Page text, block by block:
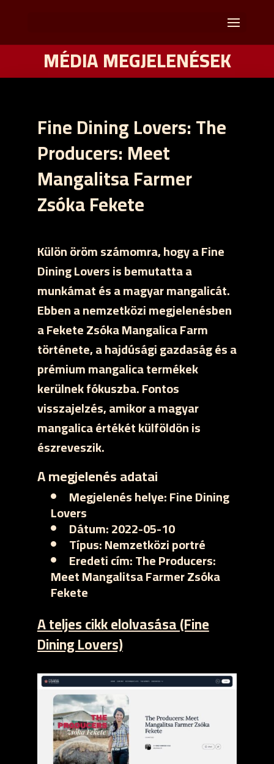
MÉDIA MEGJELENÉSEK
Fine Dining Lovers: The
Producers: Meet
Mangalitsa Farmer
Zsóka Fekete
Külön öröm számomra, hogy a Fine
Dining Lovers is bemutatta a
munkámat és a magyar mangalicát.
Ebben a nemzetközi megjelenésben
a Fekete Zsóka Mangalica Farm
története, a hajdúsági gazdaság és a
prémium mangalica termékek
kerülnek fókuszba. Fontos
visszajelzés, amikor a magyar
mangalica értékét külföldön is
észreveszik.
A megjelenés adatai
Megjelenés helye:Fine Dining
Lovers
Dátum:2022-05-10
Típus:Nemzetközi portré
Eredeti cím:The Producers:
Meet Mangalitsa Farmer Zsóka
Fekete
A teljes cikk elolvasása (Fine
Dining Lovers)